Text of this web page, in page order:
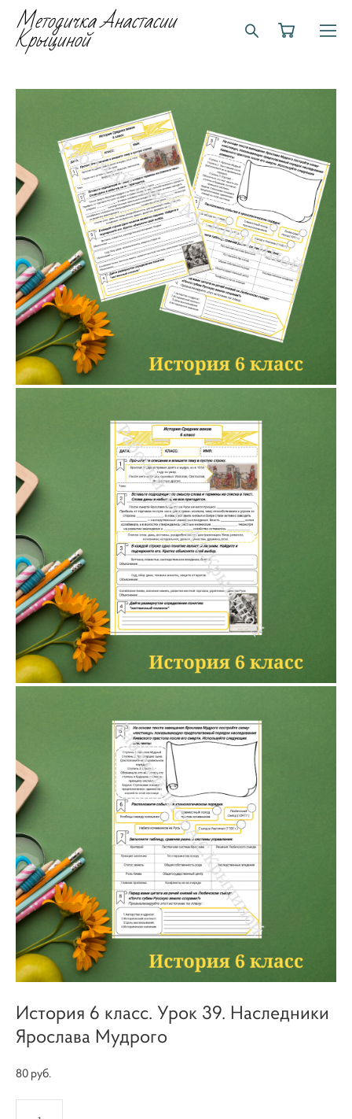
Методичка Анастасии
Крыциной
История 6 класс. Урок 39. Наследники
Ярослава Мудрого
80 pуб.